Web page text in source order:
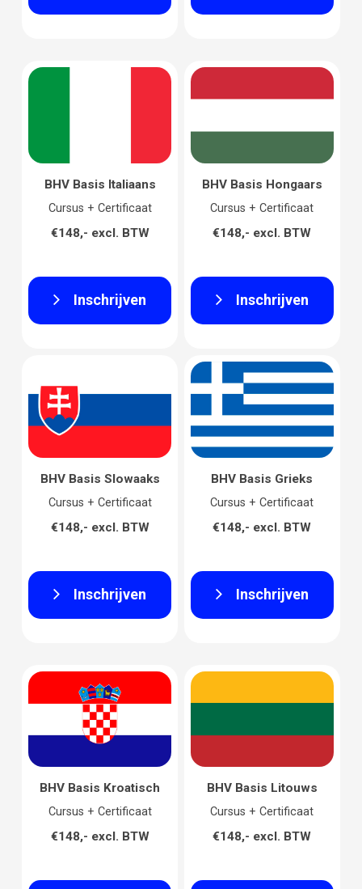
BHV Basis Italiaans
Cursus + Certificaat
€148,- excl. BTW
Inschrijven
BHV Basis Hongaars
Cursus + Certificaat
€148,- excl. BTW
Inschrijven
BHV Basis Slowaaks
Cursus + Certificaat
€148,- excl. BTW
Inschrijven
BHV Basis Grieks
Cursus + Certificaat
€148,- excl. BTW
Inschrijven
BHV Basis Kroatisch
Cursus + Certificaat
€148,- excl. BTW
BHV Basis Litouws
Cursus + Certificaat
€148,- excl. BTW